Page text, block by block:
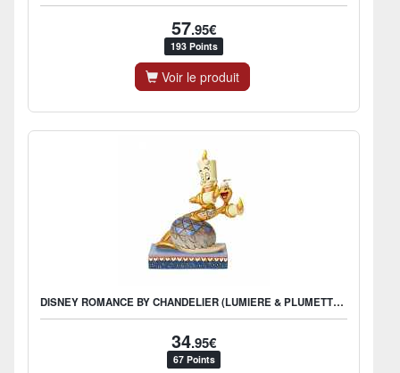
57.95€
193 Points
Voir le produit
DISNEY ROMANCE BY CHANDELIER (LUMIERE & PLUMETTE FIGURINE)
34.95€
67 Points